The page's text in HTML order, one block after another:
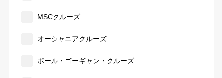
MSCクルーズ
オーシャニアクルーズ
ポール・ゴーギャン・クルーズ